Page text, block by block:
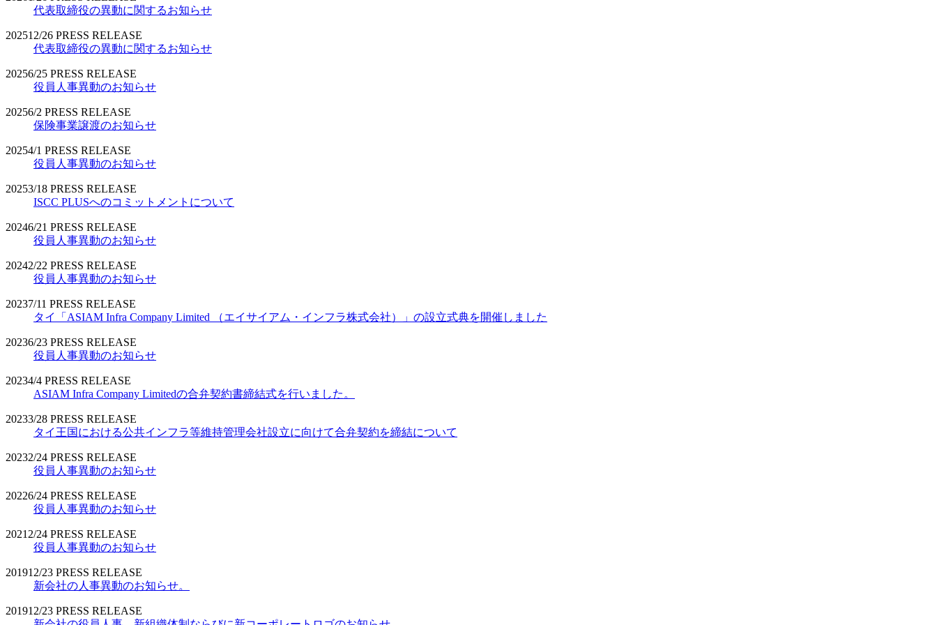
代表取締役の異動に関するお知らせ
202512/26 PRESS RELEASE
代表取締役の異動に関するお知らせ
20256/25 PRESS RELEASE
役員人事異動のお知らせ
20256/2 PRESS RELEASE
保険事業譲渡のお知らせ
20254/1 PRESS RELEASE
役員人事異動のお知らせ
20253/18 PRESS RELEASE
ISCC PLUSへのコミットメントについて
20246/21 PRESS RELEASE
役員人事異動のお知らせ
20242/22 PRESS RELEASE
役員人事異動のお知らせ
20237/11 PRESS RELEASE
タイ「ASIAM Infra Company Limited （エイサイアム・インフラ株式会社）」の設立式典を開催しました
20236/23 PRESS RELEASE
役員人事異動のお知らせ
20234/4 PRESS RELEASE
ASIAM Infra Company Limitedの合弁契約書締結式を行いました。
20233/28 PRESS RELEASE
タイ王国における公共インフラ等維持管理会社設立に向けて合弁契約を締結について
20232/24 PRESS RELEASE
役員人事異動のお知らせ
20226/24 PRESS RELEASE
役員人事異動のお知らせ
2021 2/24 PRESS RELEASE
役員人事異動のお知らせ
201912/23 PRESS RELEASE
新会社の人事異動のお知らせ。
201912/23 PRESS RELEASE